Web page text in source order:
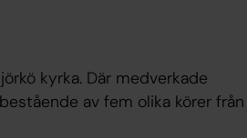
kyrka. Där medverkade
av fem olika körer från